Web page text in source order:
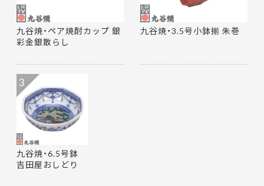
九谷焼・ペア焼酎カップ 銀
彩金銀散らし
九谷焼・3.5号小鉢揃 朱巻
九谷焼・6.5号鉢
吉田屋おしどり
3